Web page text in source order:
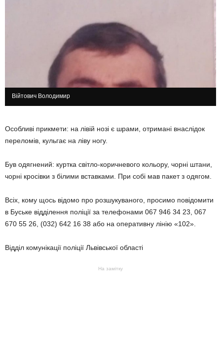
Війтович Володимир
Особливі прикмети: на лівій нозі є шрами, отримані внаслідок
переломів, кульгає на ліву ногу.
Був одягнений: куртка світло-коричневого кольору, чорні штани,
чорні кросівки з білими вставками. При собі мав пакет з одягом.
Всіх, кому щось відомо про розшукуваного, просимо повідомити
в Буське відділення поліції за телефонами 067 946 34 23, 067
670 55 26, (032) 642 16 38 або на оперативну лінію «102».
Відділ комунікації поліції Львівської області
На замітку